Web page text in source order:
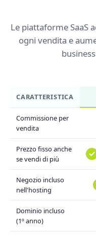
Le piattaforme SaaS
ogni vendita e
CARATTERISTICA
Commissione per
vendita
Prezzo fisso anche
se vendi di più
Negozio incluso
nell'hosting
Dominio incluso
(1º anno)